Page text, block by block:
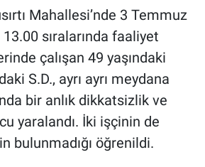
Mahallesi’nde 3 Temmuz
sıralarında faaliyet
çalışan 49 yaşındaki
S.D., ayrı ayrı meydana
bir anlık dikkatsizlik ve
yaralandı. İki işçinin de
bulunmadığı öğrenildi.